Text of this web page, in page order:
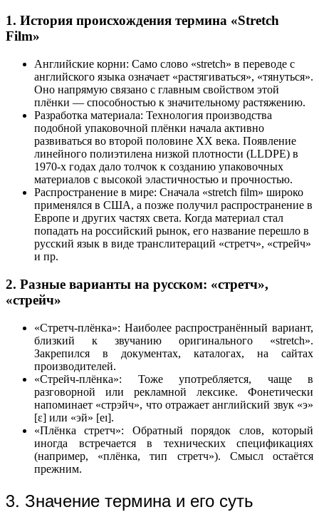
1. История происхождения термина «Stretch
Film»
Английские корни: Само слово «stretch» в переводе с
английского языка означает «растягиваться», «тянуться».
Оно напрямую связано с главным свойством этой
плёнки — способностью к значительному растяжению.
Разработка материала: Технология производства
подобной упаковочной плёнки начала активно
развиваться во второй половине XX века. Появление
линейного полиэтилена низкой плотности (LLDPE) в
1970-х годах дало толчок к созданию упаковочных
материалов с высокой эластичностью и прочностью.
Распространение в мире: Сначала «stretch film» широко
применялся в США, а позже получил распространение в
Европе и других частях света. Когда материал стал
попадать на российский рынок, его название перешло в
русский язык в виде транслитераций «стретч», «стрейч»
и пр.
2. Разные варианты на русском: «стретч»,
«стрейч»
«Стретч-плёнка»: Наиболее распространённый вариант,
близкий к звучанию оригинального «stretch».
Закрепился в документах, каталогах, на сайтах
производителей.
«Стрейч-плёнка»: Тоже употребляется, чаще в
разговорной или рекламной лексике. Фонетически
напоминает «стрэйч», что отражает английский звук «э»
[ɛ] или «эй» [eɪ].
«Плёнка стретч»: Обратный порядок слов, который
иногда встречается в технических спецификациях
(например, «плёнка, тип стретч»). Смысл остаётся
прежним.
3. Значение термина и его суть